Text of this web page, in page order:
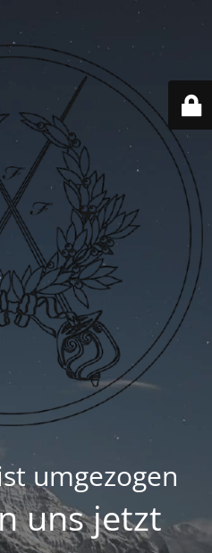
umgezogen
uns jetzt